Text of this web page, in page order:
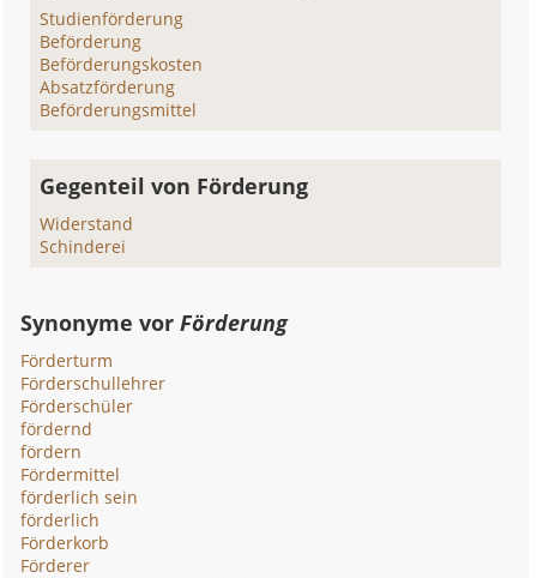
Studienförderung
Beförderung
Beförderungskosten
Absatzförderung
Beförderungsmittel
Gegenteil von Förderung
Widerstand
Schinderei
Synonyme vorFörderung
Förderturm
Förderschullehrer
Förderschüler
fördernd
fördern
Fördermittel
förderlich sein
förderlich
Förderkorb
Förderer